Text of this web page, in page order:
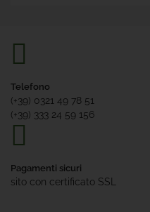
Telefono
(+39) 0321 49 78 51
(+39) 333 24 59 156
Pagamenti sicuri
sito con certificato SSL